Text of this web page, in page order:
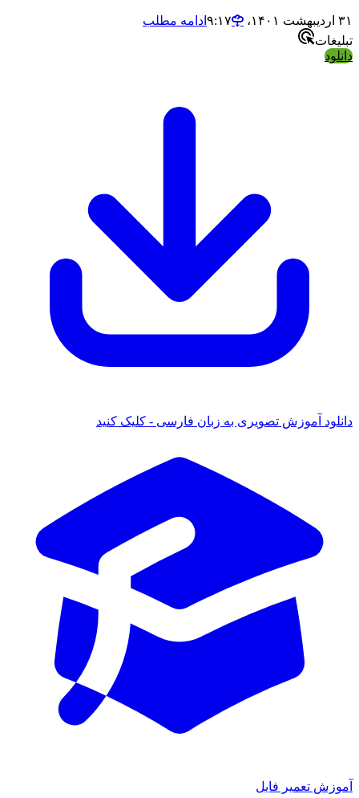
۳۱ اردیبهشت ۱۴۰۱،‏ ۹:۱۷
ادامه مطلب
تبلیغات
دانلود
دانلود آموزش تصویری به زبان فارسی - کلیک کنید
آموزش تعمیر فایل